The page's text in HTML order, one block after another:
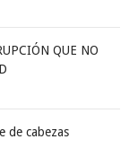
QUE NO
de cabezas